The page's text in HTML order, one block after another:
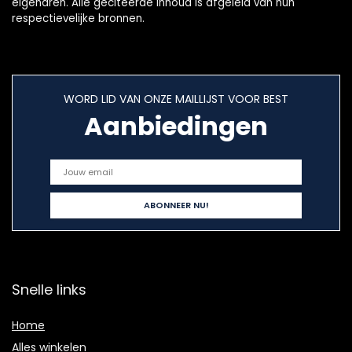
respectievelijke bronnen.
WORD LID VAN ONZE MAILLIJST VOOR BEST
Aanbiedingen
Snelle links
Home
Alles winkelen